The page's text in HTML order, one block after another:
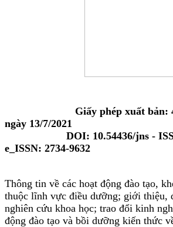
Giấy phép xuất bản:
ngày 13/7/2021
DOI: 10.54436/jns - ISSN:
e_ISSN: 2734-9632
Thông tin về các hoạt động đào tạo,
thuộc lĩnh vực điều dưỡng; giới thiệu,
nghiên cứu khoa học; trao đổi kinh
động đào tạo và bồi dưỡng kiến thức